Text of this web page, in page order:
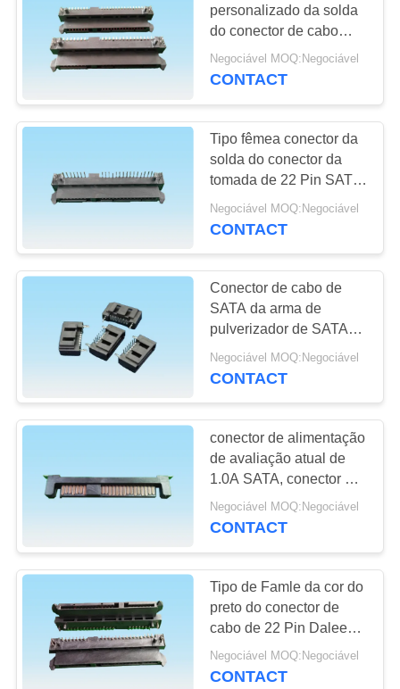
CONTACTE-
NOS
PEÇA
CITAÇÕES
NEWS
PRIVACY
tipo conector do usb
de c
Conector da
bolacha
28
Conector do
encabeçamento do
Pin
conector fêmea do
encabeçamento
22
personalizado da solda
do conector de cabo
4.2H de SATA das cores
5.0H 6.74H
Negociável MOQ:Negociável
CONTACT
Tipo fêmea conector da
solda do conector da
tomada de 22 Pin SATA
com o RoHS
complacente
Negociável MOQ:Negociável
CONTACT
Conector de cabo de
SATA da arma de
pulverizador de SATA
que opera Temprature
-25℃ a 80℃ DALEE
Negociável MOQ:Negociável
CONTACT
conector de alimentação
de avaliação atual de
1.0A SATA, conector de
relação de SATA para o
equipamento médico
Negociável MOQ:Negociável
CONTACT
Tipo de Famle da cor do
preto do conector de
cabo de 22 Pin Dalee
SATA para produtos de
computador
Negociável MOQ:Negociável
CONTACT